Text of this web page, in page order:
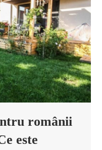
românii
este